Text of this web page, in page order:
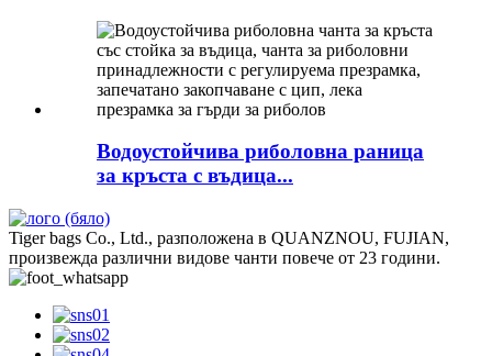
Водоустойчива риболовна раница
за кръста с въдица...
Tiger bags Co., Ltd., разположена в QUANZNOU, FUJIAN,
произвежда различни видове чанти повече от 23 години.